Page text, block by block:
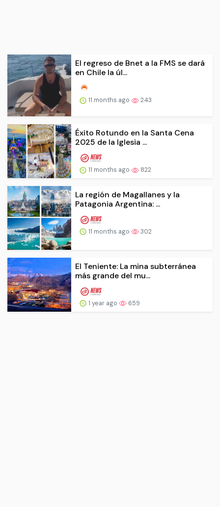
El regreso de Bnet a la FMS se dará
en Chile la úl...
11 months ago 243
Éxito Rotundo en la Santa Cena
2025 de la Iglesia ...
11 months ago 822
La región de Magallanes y la
Patagonia Argentina: ...
11 months ago 302
El Teniente: La mina subterránea
más grande del mu...
1 year ago 659